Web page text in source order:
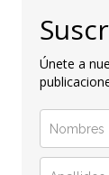
Únete a